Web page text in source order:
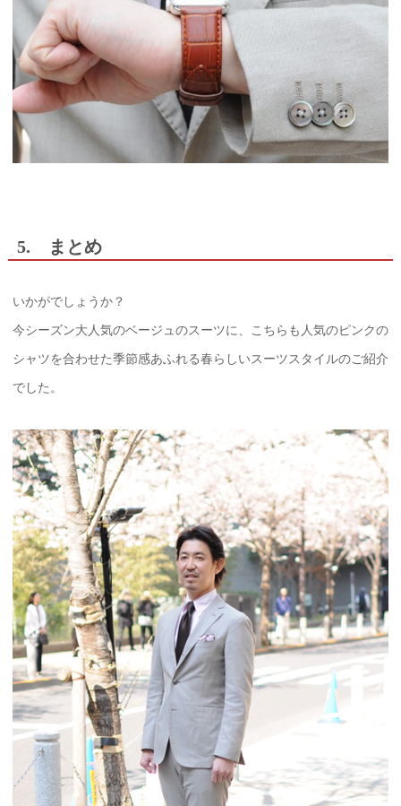
5. まとめ
いかがでしょうか？
今シーズン大人気のベージュのスーツに、こちらも人気のピンクの
シャツを合わせた季節感あふれる春らしいスーツスタイルのご紹介
でした。